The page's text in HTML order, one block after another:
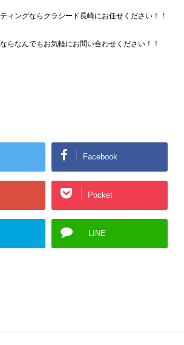
ィングならクラシード長崎にお任せください！！
らなんでもお気軽にお問い合わせください！！
Facebook
Pocket
LINE